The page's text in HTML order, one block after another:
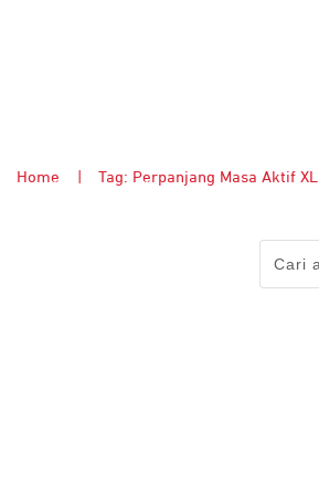
Home Tag: Perpanjang Masa Aktif XL